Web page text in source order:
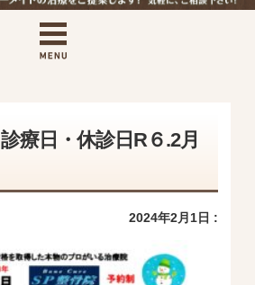
療日・休診日R６.2月
2024年2月1日 :